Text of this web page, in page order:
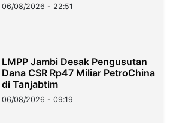
06/08/2026 - 22:51
LMPP Jambi Desak Pengusutan
Dana CSR Rp47 Miliar PetroChina
di Tanjabtim
06/08/2026 - 09:19